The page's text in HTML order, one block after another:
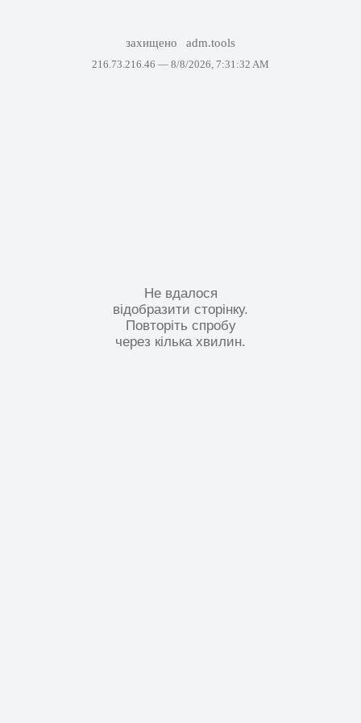
захищено adm.tools
216.73.216.46 — 8/8/2026, 7:31:32 AM
Не вдалося
відобразити сторінку.
Повторіть спробу
через кілька хвилин.